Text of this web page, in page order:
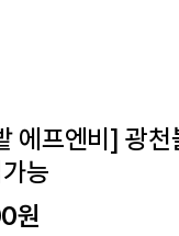
에프엔비] 광
능
원